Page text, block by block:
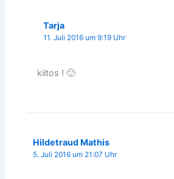
Tarja
11. Juli 2016 um 9:19 Uhr
kiitos ! 🙂
Hildetraud Mathis
5. Juli 2016 um 21:07 Uhr